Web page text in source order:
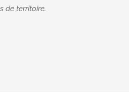
de territoire.